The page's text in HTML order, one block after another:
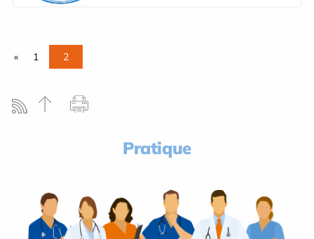
« 1 2
Pratique